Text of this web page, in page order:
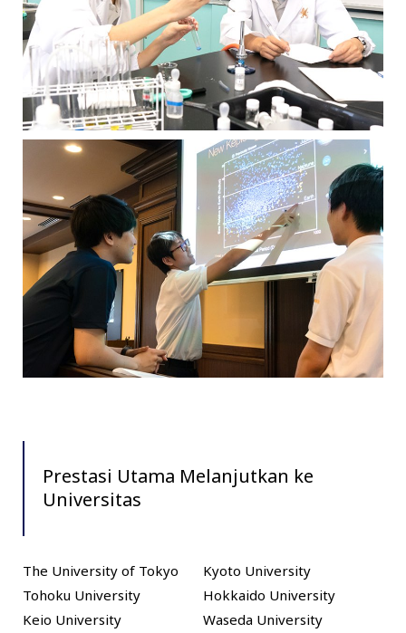
Prestasi Utama Melanjutkan ke
Universitas
The University of Tokyo
Kyoto University
Tohoku University
Hokkaido University
Keio University
Waseda University